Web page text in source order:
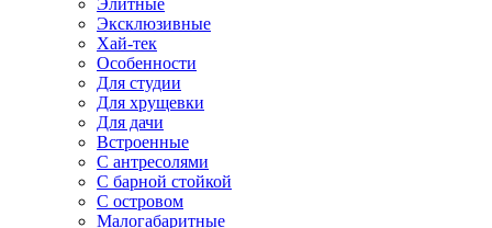
Элитные
Эксклюзивные
Хай-тек
Особенности
Для студии
Для хрущевки
Для дачи
Встроенные
С антресолями
С барной стойкой
С островом
Малогабаритные